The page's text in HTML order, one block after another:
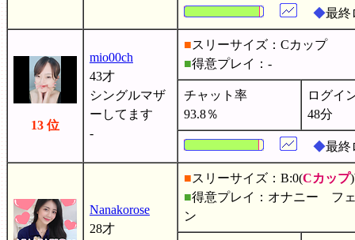
◆最終
13 位
mio00ch
43才
シングルマザ
ーしてます
-
■スリーサイズ：Cカップ
■得意プレイ：-
チャット率
93.8％
ログイ
48分
◆最終
Nanakorose
28才
■スリーサイズ：B:0(Cカップ
■得意プレイ：オナニー
ン